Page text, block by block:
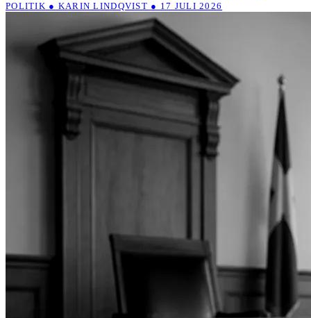
POLITIK ● KARIN LINDQVIST ● 17 JULI 2026